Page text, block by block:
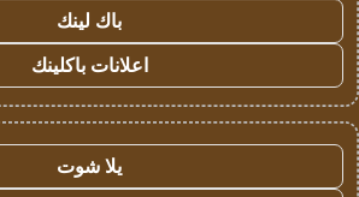
باك لينك
اعلانات باكلينك
يلا شوت